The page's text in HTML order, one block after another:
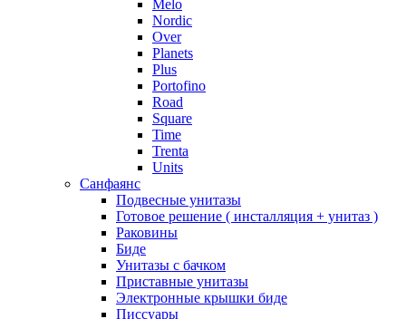
Melo
Nordic
Over
Planets
Plus
Portofino
Road
Square
Time
Trenta
Units
Санфаянс
Подвесные унитазы
Готовое решение ( инсталляция + унитаз )
Раковины
Биде
Унитазы с бачком
Приставные унитазы
Электронные крышки биде
Писсуары